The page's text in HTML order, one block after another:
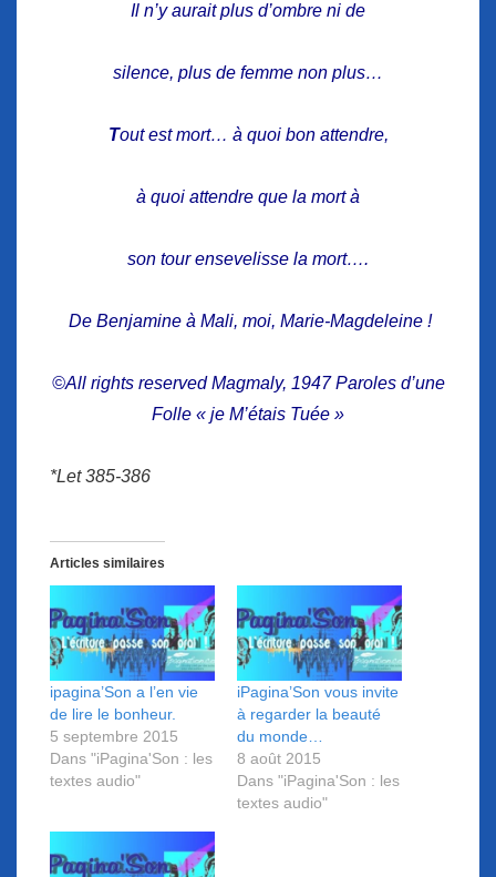
Il n’y aurait plus d’ombre ni de
silence, plus de femme non plus…
Tout est mort… à quoi bon attendre,
à quoi attendre que la mort à
son tour ensevelisse la mort….
De Benjamine à Mali, moi, Marie-Magdeleine !
©All rights reserved Magmaly, 1947 Paroles d’une
Folle « je M’étais Tuée »
*Let 385-386
Articles similaires
ipagina’Son a l’en vie
de lire le bonheur.
5 septembre 2015
Dans "iPagina'Son : les
textes audio"
iPagina’Son vous invite
à regarder la beauté
du monde…
8 août 2015
Dans "iPagina'Son : les
textes audio"